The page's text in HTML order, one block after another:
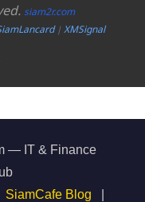
siam2r.com
|XMSignal
— IT & Finance
SiamCafe Blog